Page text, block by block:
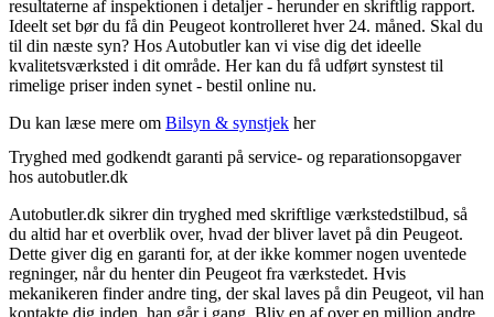
resultaterne af inspektionen i detaljer - herunder en skriftlig rapport.
Ideelt set bør du få din Peugeot kontrolleret hver 24. måned. Skal du
til din næste syn? Hos Autobutler kan vi vise dig det ideelle
kvalitetsværksted i dit område. Her kan du få udført synstest til
rimelige priser inden synet - bestil online nu.
Du kan læse mere om Bilsyn & synstjek her
Tryghed med godkendt garanti på service- og reparationsopgaver
hos autobutler.dk
Autobutler.dk sikrer din tryghed med skriftlige værkstedstilbud, så
du altid har et overblik over, hvad der bliver lavet på din Peugeot.
Dette giver dig en garanti for, at der ikke kommer nogen uventede
regninger, når du henter din Peugeot fra værkstedet. Hvis
mekanikeren finder andre ting, der skal laves på din Peugeot, vil han